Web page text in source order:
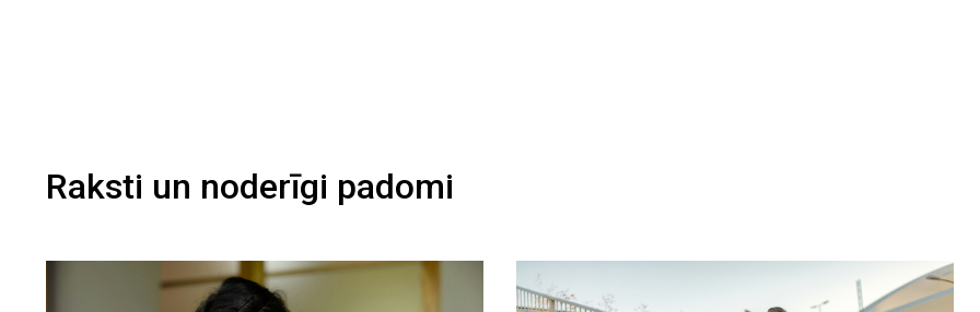
Raksti un noderīgi padomi